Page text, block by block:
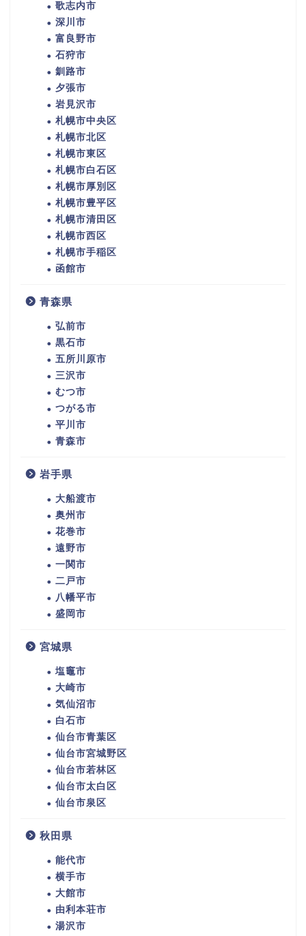
歌志内市
深川市
富良野市
石狩市
釧路市
夕張市
岩見沢市
札幌市中央区
札幌市北区
札幌市東区
札幌市白石区
札幌市厚別区
札幌市豊平区
札幌市清田区
札幌市西区
札幌市手稲区
函館市
青森県
弘前市
黒石市
五所川原市
三沢市
むつ市
つがる市
平川市
青森市
岩手県
大船渡市
奥州市
花巻市
遠野市
一関市
二戸市
八幡平市
盛岡市
宮城県
塩竈市
大崎市
気仙沼市
白石市
仙台市青葉区
仙台市宮城野区
仙台市若林区
仙台市太白区
仙台市泉区
秋田県
能代市
横手市
大館市
由利本荘市
湯沢市